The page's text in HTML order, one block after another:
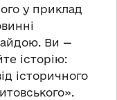
у приклад
Ви —
історію:
історичного